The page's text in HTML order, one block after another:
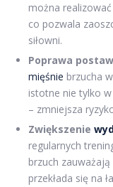
można
co pozwala
siłowni.
Poprawa
mięśnie brzucha
istotne nie tylko
– zmniejsza
Zwiększenie
regularnych
brzuch
przekłada się na